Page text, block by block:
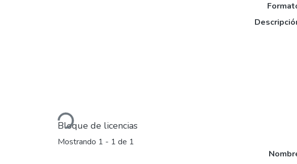
Cargando...
Bloque de licencias
Mostrando 1 - 1 de 1